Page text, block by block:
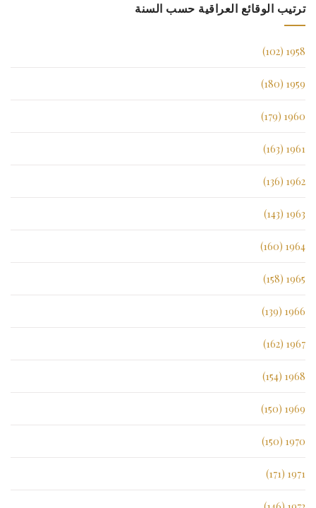
ترتيب الوقائع العراقية حسب السنة
1958 (102)
1959 (180)
1960 (179)
1961 (163)
1962 (136)
1963 (143)
1964 (160)
1965 (158)
1966 (139)
1967 (162)
1968 (154)
1969 (150)
1970 (150)
1971 (171)